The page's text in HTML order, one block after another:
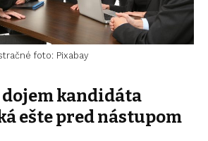
foto: Pixabay
dojem kandidáta
ešte pred nástupom